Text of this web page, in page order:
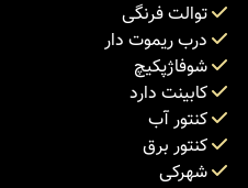
توالت فرنگی
درب ریموت دار
شوفاژپکیچ
کابینت دارد
کنتور آب
کنتور برق
شهرکی